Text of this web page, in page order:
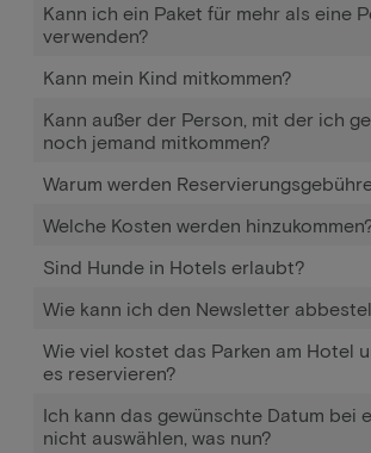
Kann ich ein Paket für mehr als eine
verwenden?
Kann mein Kind mitkommen?
Kann außer der Person, mit der ich
noch jemand mitkommen?
Warum werden
Welche Kosten werden
Sind Hunde in Hotels erlaubt?
Wie kann ich den Newsletter
Wie viel kostet das Parken am Hotel
es reservieren?
Ich kann das gewünschte Datum bei
nicht auswählen, was nun?